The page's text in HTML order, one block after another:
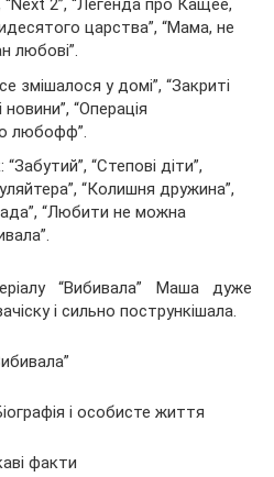
2”, “Легенда про Кащее,
царства”, “Мама, не
любові”.
змішалося у домі”, “Закриті
новини”, “Операція
любофф”.
“Степові діти”,
“Колишня дружина”,
“Любити не можна
“Вибивала” Маша дуже
і сильно пострункішала.
факти